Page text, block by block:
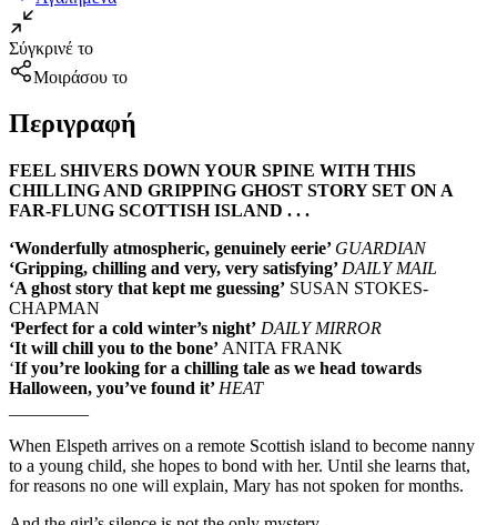
Σύγκρινέ το
Μοιράσου το
Περιγραφή
FEEL SHIVERS DOWN YOUR SPINE WITH THIS
CHILLING AND GRIPPING GHOST STORY SET ON A
FAR-FLUNG SCOTTISH ISLAND . . .
‘Wonderfully atmospheric, genuinely eerie’ GUARDIAN
‘Gripping, chilling and very, very satisfying’ DAILY MAIL
‘A ghost story that kept me guessing’ SUSAN STOKES-
CHAPMAN
‘Perfect for a cold winter’s night’ DAILY MIRROR
‘It will chill you to the bone’ ANITA FRANK
‘If you’re looking for a chilling tale as we head towards
Halloween, you’ve found it’ HEAT
When Elspeth arrives on a remote Scottish island to become nanny
to a young child, she hopes to bond with her. Until she learns that,
for reasons no one will explain, Mary has not spoken for months.